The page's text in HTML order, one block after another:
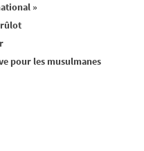
»
pour les musulmanes